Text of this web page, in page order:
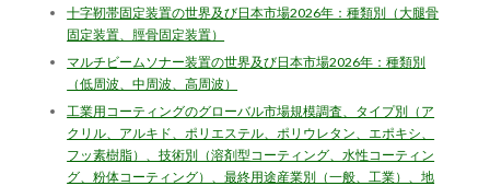
十字靭帯固定装置の世界及び日本市場2026年：種類別（大腿骨
固定装置、脛骨固定装置）
マルチビームソナー装置の世界及び日本市場2026年：種類別
（低周波、中周波、高周波）
工業用コーティングのグローバル市場規模調査、タイプ別（ア
クリル、アルキド、ポリエステル、ポリウレタン、エポキシ、
フッ素樹脂）、技術別（溶剤型コーティング、水性コーティン
グ、粉体コーティング）、最終用途産業別（一般、工業）、地